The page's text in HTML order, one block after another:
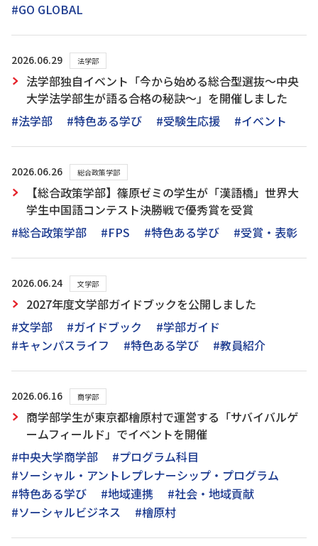
#GO GLOBAL
2026.06.29 法学部
法学部独自イベント「今から始める総合型選抜～中央
大学法学部生が語る合格の秘訣～」を開催しました
#法学部
#特色ある学び #受験生応援 #イベント
2026.06.26 総合政策学部
【総合政策学部】篠原ゼミの学生が「漢語橋」世界大
学生中国語コンテスト決勝戦で優秀賞を受賞
#総合政策学部
#FPS #特色ある学び #受賞・表彰
2026.06.24 文学部
2027年度文学部ガイドブックを公開しました
#文学部
#ガイドブック
#学部ガイド
#キャンパスライフ
#特色ある学び #教員紹介
2026.06.16 商学部
商学部学生が東京都檜原村で運営する「サバイバルゲ
ームフィールド」でイベントを開催
#中央大学商学部
#プログラム科目
#ソーシャル・アントレプレナーシップ・プログラム
#特色ある学び
#地域連携
#社会・地域貢献
#ソーシャルビジネス
#檜原村